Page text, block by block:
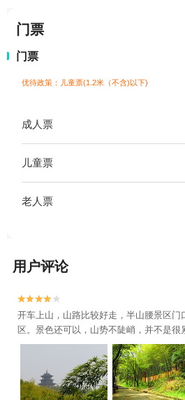
门票
门票
优待政策：儿童票(1.2米（不含)以下)
成人票
儿童票
老人票
用户评论


开车上山，山路比较好走，半山腰景区门
区。景色还可以，山势不陡峭，并不是很